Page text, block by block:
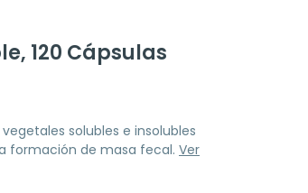
120 Cápsulas
solubles e insolubles
formación de masa fecal. Ver